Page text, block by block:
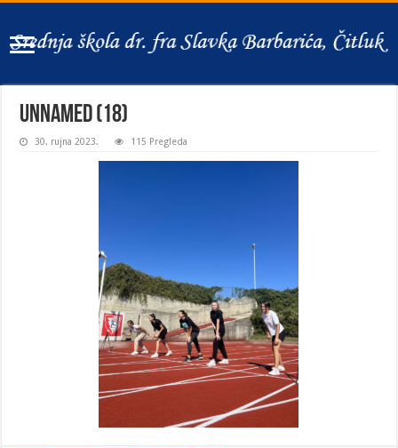
unnamed (18)
30. rujna 2023. 115 Pregleda